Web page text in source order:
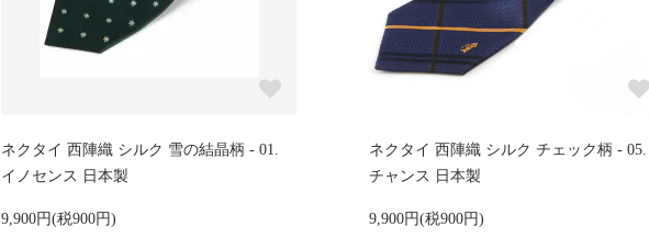
ネクタイ 西陣織 シルク 雪の結晶柄 - 01.
イノセンス 日本製
9,900円(税900円)
ネクタイ 西陣織 シルク チェック柄 - 05.
チャンス 日本製
9,900円(税900円)